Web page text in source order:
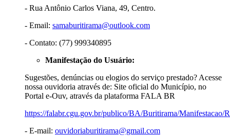
- Rua Antônio Carlos Viana, 49, Centro.
- Email: samaburitirama@outlook.com
- Contato: (77) 999340895
Manifestação do Usuário:
Sugestões, denúncias ou elogios do serviço prestado? Acesse
nossa ouvidoria através de: Site oficial do Município, no
Portal e-Ouv, através da plataforma FALA BR
https://falabr.cgu.gov.br/publico/BA/Buritirama/Manifestacao/
- E-mail: ouvidoriaburitirama@gmail.com